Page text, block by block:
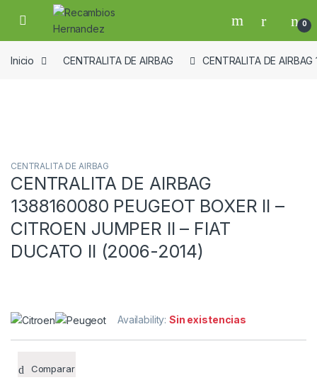
Skip to navigation
Skip to content
Open 0
Inicio CENTRALITA DE AIRBAG CENTRALITA DE
CENTRALITA DE AIRBAG
CENTRALITA DE AIRBAG
1388160080 PEUGEOT BOXER II –
CITROEN JUMPER II – FIAT
DUCATO II (2006-2014)
Availability:Sin existencias
Comparar